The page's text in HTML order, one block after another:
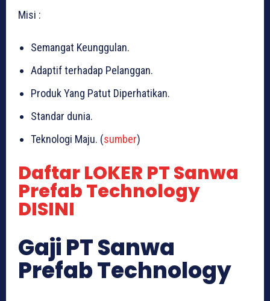
Misi :
Semangat Keunggulan.
Adaptif terhadap Pelanggan.
Produk Yang Patut Diperhatikan.
Standar dunia.
Teknologi Maju. (sumber)
Daftar LOKER PT Sanwa
Prefab Technology
DISINI
Gaji PT Sanwa
Prefab Technology